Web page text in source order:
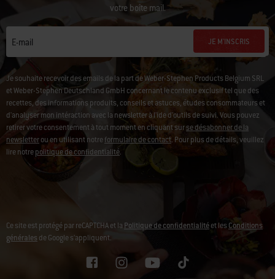
votre boîte mail.
E-mail JE M'INSCRIS
Je souhaite recevoir des emails de la part de Weber-Stephen Products Belgium SRL
et Weber-Stephen Deutschland GmbH concernant le contenu exclusif tel que des
recettes, des informations produits, conseils et astuces, études consommateurs et
d'analyser mon intéraction avec la newsletter à l'ide d'outils de suivi. Vous pouvez
retirer votre consentement à tout moment en cliquant surse désabonner de la
newsletterou en utilisant notreformulaire de contact. Pour plus de détails, veuillez
lire notrepolitique de confidentialité.
Ce site est protégé par reCAPTCHA et la Politique de confidentialitéet les Conditions
générales de Google s’appliquent.